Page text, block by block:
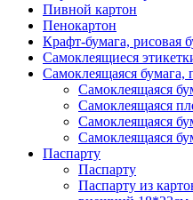
Пивной картон
Пенокартон
Крафт-бумага, рисовая
Самоклеящиеся
Самоклеящаяся бумага,
Самоклеящаяся
Самоклеящаяся
Самоклеящаяся
Самоклеящаяся
Паспарту
Паспарту
Паспарту из